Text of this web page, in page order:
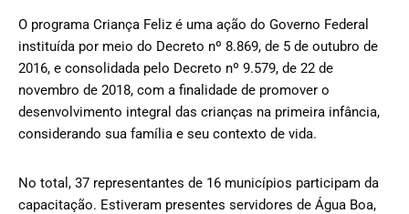
O programa Criança Feliz é uma ação do Governo Federal
instituída por meio do Decreto nº 8.869, de 5 de outubro de
2016, e consolidada pelo Decreto nº 9.579, de 22 de
novembro de 2018, com a finalidade de promover o
desenvolvimento integral das crianças na primeira infância,
considerando sua família e seu contexto de vida.
No total, 37 representantes de 16 municípios participam da
capacitação. Estiveram presentes servidores de Água Boa,